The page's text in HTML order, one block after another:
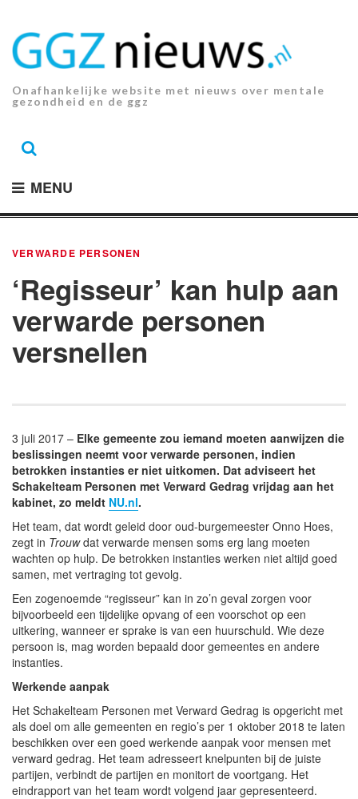
inhoud.
Onafhankelijke website met nieuws over mentale
gezondheid en de ggz
MENU
VERWARDE PERSONEN
‘Regisseur’ kan hulp aan
verwarde personen
versnellen
3 juli 2017 – Elke gemeente zou iemand moeten aanwijzen die
beslissingen neemt voor verwarde personen, indien
betrokken instanties er niet uitkomen. Dat adviseert het
Schakelteam Personen met Verward Gedrag vrijdag aan het
kabinet, zo meldt NU.nl.
Het team, dat wordt geleid door oud-burgemeester Onno Hoes,
zegt in Trouwdat verwarde mensen soms erg lang moeten
wachten op hulp. De betrokken instanties werken niet altijd goed
samen, met vertraging tot gevolg.
Een zogenoemde “regisseur” kan in zo’n geval zorgen voor
bijvoorbeeld een tijdelijke opvang of een voorschot op een
uitkering, wanneer er sprake is van een huurschuld. Wie deze
persoon is, mag worden bepaald door gemeentes en andere
instanties.
Werkende aanpak
Het Schakelteam Personen met Verward Gedrag is opgericht met
als doel om alle gemeenten en regio’s per 1 oktober 2018 te laten
beschikken over een goed werkende aanpak voor mensen met
verward gedrag. Het team adresseert knelpunten bij de juiste
partijen, verbindt de partijen en monitort de voortgang. Het
eindrapport van het team wordt volgend jaar gepresenteerd.